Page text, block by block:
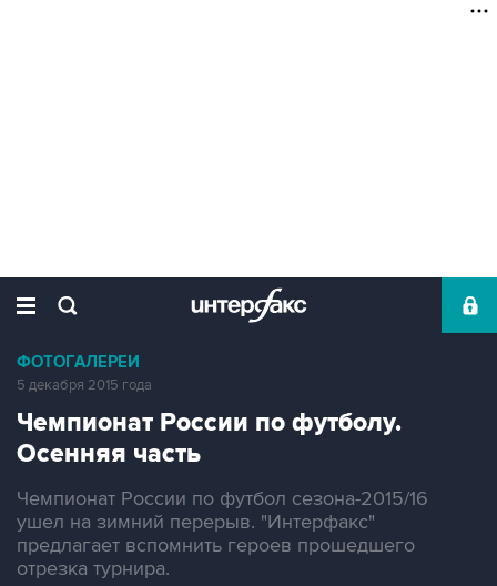
ФОТОГАЛЕРЕИ
5 декабря 2015 года
Чемпионат России по футболу.
Осенняя часть
Чемпионат России по футбол сезона-2015/16
ушел на зимний перерыв. "Интерфакс"
предлагает вспомнить героев прошедшего
отрезка турнира.